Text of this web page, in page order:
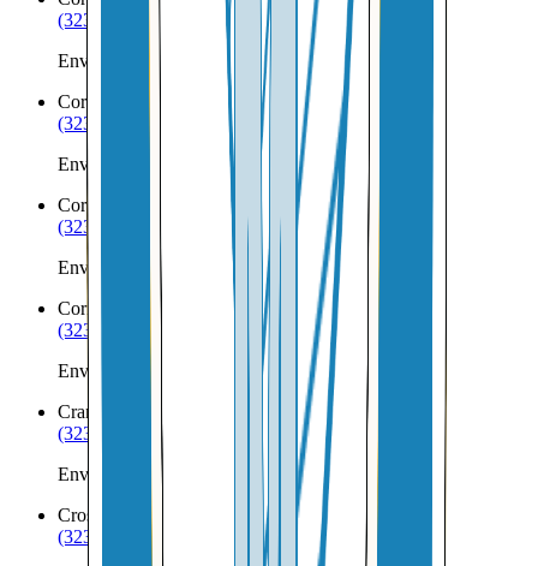
(323) 953-8100
Envíos a Nicaragua desde Corea
Corinna
(323) 953-8100
Envíos a Nicaragua desde Corinna
Corinth
(323) 953-8100
Envíos a Nicaragua desde Corinth
Cornish
(323) 953-8100
Envíos a Nicaragua desde Cornish
Cranberry Isles
(323) 953-8100
Envíos a Nicaragua desde Cranberry Isles
Cross Lake Township
(323) 953-8100